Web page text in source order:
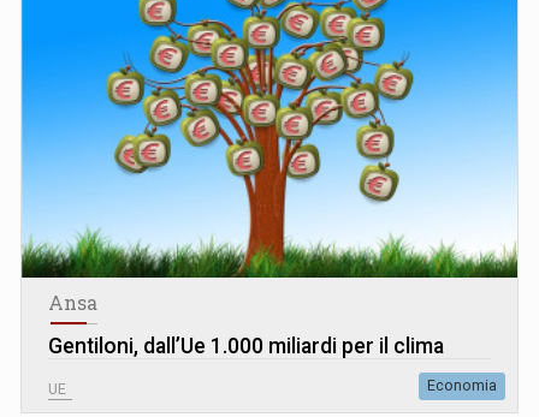
Ansa
Gentiloni, dall’Ue 1.000 miliardi per il clima
UE Economia